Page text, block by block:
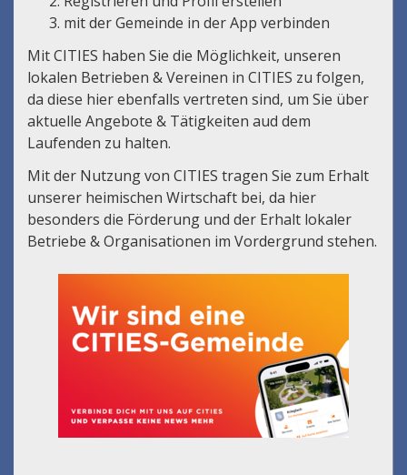
mit der Gemeinde in der App verbinden
Mit CITIES haben Sie die Möglichkeit, unseren
lokalen Betrieben & Vereinen in CITIES zu folgen,
da diese hier ebenfalls vertreten sind, um Sie über
aktuelle Angebote & Tätigkeiten aud dem
Laufenden zu halten.
Mit der Nutzung von CITIES tragen Sie zum Erhalt
unserer heimischen Wirtschaft bei, da hier
besonders die Förderung und der Erhalt lokaler
Betriebe & Organisationen im Vordergrund stehen.